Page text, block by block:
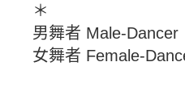
＊
男舞者 Male-Dancer
女舞者 Female-